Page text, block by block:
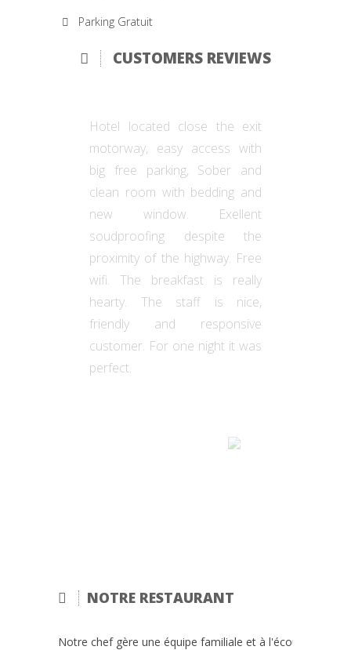
Parking Gratuit
CUSTOMERS REVIEWS
Hotel located close the exit
motorway, easy access with
big free parking, Sober and
clean room with bedding and
new window. Exellent
soudproofing despite the
proximity of the highway. Free
wifi. The breakfast is really
hearty. The staff is nice,
friendly and responsive
customer. For one night it was
perfect.
NOTRE RESTAURANT
Notre chef gère une équipe familiale et à l'écoute de ses